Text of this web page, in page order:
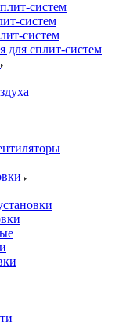
систем
систем
систем
для сплит-систем